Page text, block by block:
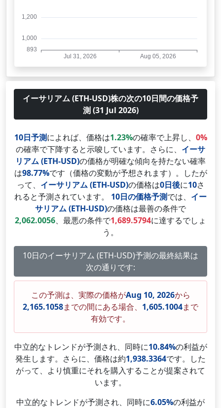
イーサリアム (ETH-USD)株の次の10日間の価格予
測 (31 Jul 2026)
10日予測によれば、価格は1.23%の確率で上昇し、 0%
の確率で下降すると示唆しています。さらに、 イーサ
リアム (ETH-USD)の価格が明確な傾向を持たない確率
は98.77%です（価格の変動が予想されます）。したが
って、 イーサリアム (ETH-USD)の価格は0日後に10さ
れると予測されています。 10日の価格予測では、 イー
サリアム (ETH-USD)の価格は最善の条件で
2,062.0056、最悪の条件で1,689.5794に達するでしょ
う。
10日のイーサリアム (ETH-USD)予測の最終結果は
次の通りです:
この予測は、実際の価格がAug 10, 2026から
2,165.1058までの間にある場合、 1,605.1004まで
有効です。
中立的なトレンドが予測され、同時に10.84%の利益が
発生します。さらに、価格は約1,938.3364です。した
がって、より慎重にそれを購入することが提案されて
います。
中立的なトレンドが予測され、同時に6.05%の利益が